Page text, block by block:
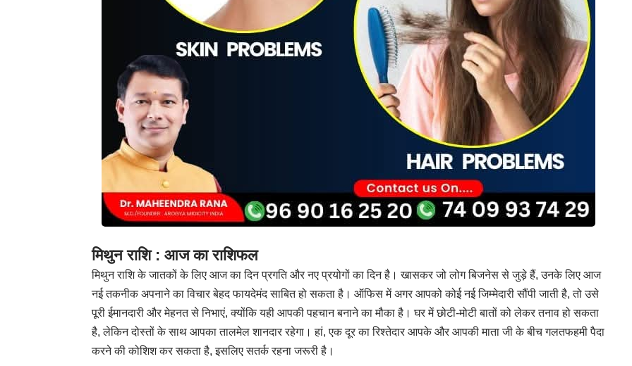
मिथुन राशि : आज का राशिफल
मिथुन राशि के जातकों के लिए आज का दिन प्रगति और नए प्रयोगों का दिन है। खासकर जो लोग बिजनेस से जुड़े हैं, उनके लिए आज
नई तकनीक अपनाने का विचार बेहद फायदेमंद साबित हो सकता है। ऑफिस में अगर आपको कोई नई जिम्मेदारी सौंपी जाती है, तो उसे
पूरी ईमानदारी और मेहनत से निभाएं, क्योंकि यही आपकी पहचान बनाने का मौका है। घर में छोटी-मोटी बातों को लेकर तनाव हो सकता
है, लेकिन दोस्तों के साथ आपका तालमेल शानदार रहेगा। हां, एक दूर का रिश्तेदार आपके और आपकी माता जी के बीच गलतफहमी पैदा
करने की कोशिश कर सकता है, इसलिए सतर्क रहना जरूरी है।